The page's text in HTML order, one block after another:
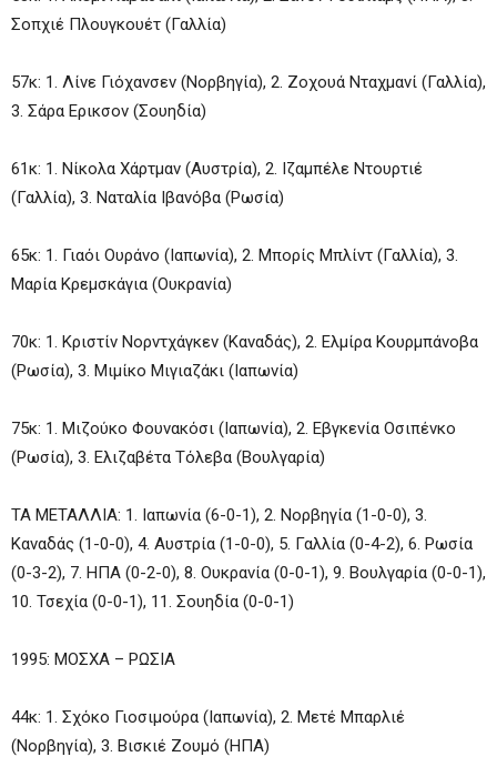
Σοπχιέ Πλουγκουέτ (Γαλλία)
57κ: 1. Λίνε Γιόχανσεν (Νορβηγία), 2. Ζοχουά Νταχμανί (Γαλλία),
3. Σάρα Ερικσον (Σουηδία)
61κ: 1. Νίκολα Χάρτμαν (Αυστρία), 2. Ιζαμπέλε Ντουρτιέ
(Γαλλία), 3. Ναταλία Ιβανόβα (Ρωσία)
65κ: 1. Γιαόι Ουράνο (Ιαπωνία), 2. Μπορίς Μπλίντ (Γαλλία), 3.
Μαρία Κρεμσκάγια (Ουκρανία)
70κ: 1. Κριστίν Νορντχάγκεν (Καναδάς), 2. Ελμίρα Κουρμπάνοβα
(Ρωσία), 3. Μιμίκο Μιγιαζάκι (Ιαπωνία)
75κ: 1. Μιζούκο Φουνακόσι (Ιαπωνία), 2. Εβγκενία Οσιπένκο
(Ρωσία), 3. Ελιζαβέτα Τόλεβα (Βουλγαρία)
ΤΑ ΜΕΤΑΛΛΙΑ: 1. Ιαπωνία (6-0-1), 2. Νορβηγία (1-0-0), 3.
Καναδάς (1-0-0), 4. Αυστρία (1-0-0), 5. Γαλλία (0-4-2), 6. Ρωσία
(0-3-2), 7. ΗΠΑ (0-2-0), 8. Ουκρανία (0-0-1), 9. Βουλγαρία (0-0-1),
10. Τσεχία (0-0-1), 11. Σουηδία (0-0-1)
1995: ΜΟΣΧΑ – ΡΩΣΙΑ
44κ: 1. Σχόκο Γιοσιμούρα (Ιαπωνία), 2. Μετέ Μπαρλιέ
(Νορβηγία), 3. Βισκιέ Ζουμό (ΗΠΑ)